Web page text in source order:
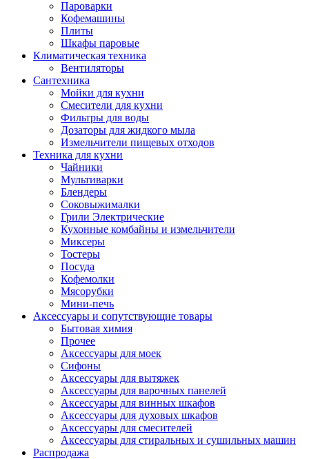
Пароварки
Кофемашины
Плиты
Шкафы паровые
Климатическая техника
Вентиляторы
Сантехника
Мойки для кухни
Смесители для кухни
Фильтры для воды
Дозаторы для жидкого мыла
Измельчители пищевых отходов
Техника для кухни
Чайники
Мультиварки
Блендеры
Соковыжималки
Грили Электрические
Кухонные комбайны и измельчители
Миксеры
Тостеры
Посуда
Кофемолки
Мясорубки
Мини-печь
Аксессуары и сопутствующие товары
Бытовая химия
Прочее
Аксессуары для моек
Сифоны
Аксессуары для вытяжек
Аксессуары для варочных панелей
Аксессуары для винных шкафов
Аксессуары для духовых шкафов
Аксессуары для смесителей
Аксессуары для стиральных и сушильных машин
Распродажа